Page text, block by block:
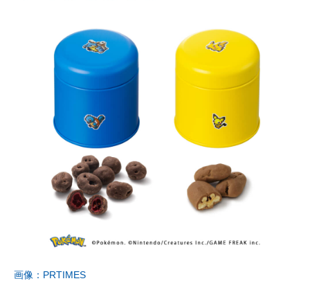
電子設計の基本と応用
エネルギーの専門メディア
ちょっと気になるネットの話題
画像：PRTIMES